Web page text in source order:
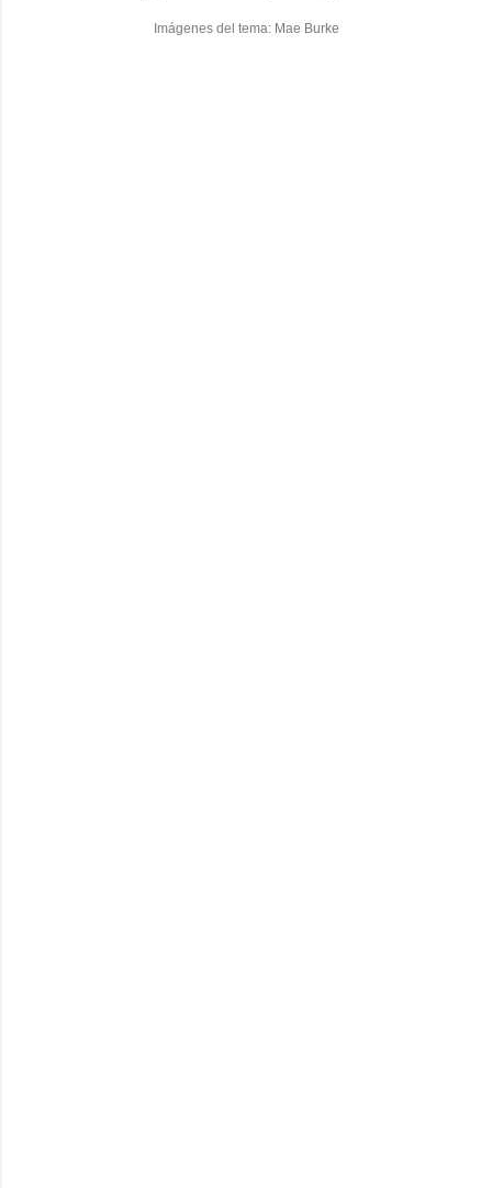
Imágenes del tema: Mae Burke